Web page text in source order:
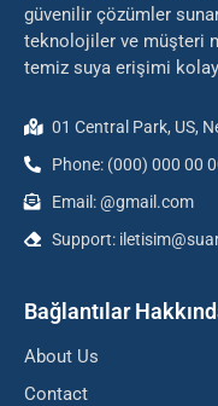
güvenilir çözümler
teknolojiler ve müşteri
temiz suya erişimi
01 Central Park, US,
Phone: (000) 000 00
Email: @gmail.com
Support:
Bağlantılar
About Us
Contact